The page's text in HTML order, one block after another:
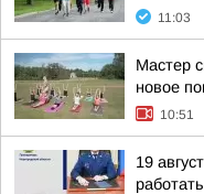
11:03
Мастер
новое
10:51
19